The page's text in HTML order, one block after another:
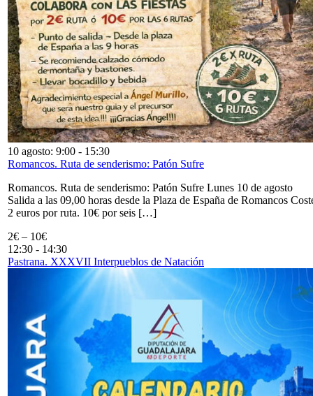
10 agosto: 9:00 - 15:30
Romancos. Ruta de senderismo: Patón Sufre
Romancos. Ruta de senderismo: Patón Sufre Lunes 10 de agosto
Salida a las 09,00 horas desde la Plaza de España de Romancos
2 euros por ruta. 10€ por seis […]
2€ – 10€
12:30 - 14:30
Pastrana. XXXVII Interpueblos de Natación